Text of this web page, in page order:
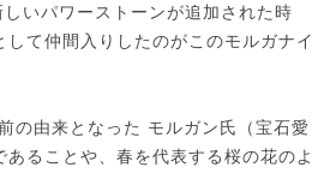
いパワーストーンが追加された時
て仲間入りしたのがこのモルガナイ
の由来となった モルガン氏（宝石愛
ることや、春を代表する桜の花のよ